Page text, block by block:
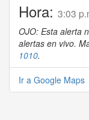
Hora: 3:03
OJO: Esta alerta
alertas en vivo.
1010.
Ir a Google Maps